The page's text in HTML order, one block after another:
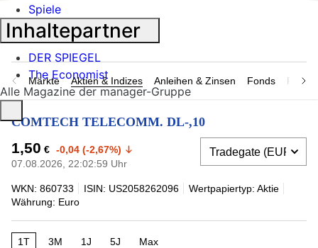
Märkte Aktien & Indizes Anleihen & Zinsen Fonds
COMTECH TELECOMM. DL-,10
1,50 € -0,04 (-2,67%)
07.08.2026, 22:02:59 Uhr
WKN: 860733 ISIN: US2058262096
Wertpapiertyp: Aktie
Währung: Euro
1T 3M 1J 5J Max
Spiele
Inhaltepartner
DER SPIEGEL
The Economist
Alle Magazine der manager-Gruppe